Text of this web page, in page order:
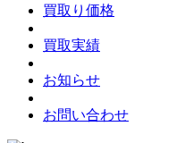
買取り価格
買取実績
お知らせ
お問い合わせ